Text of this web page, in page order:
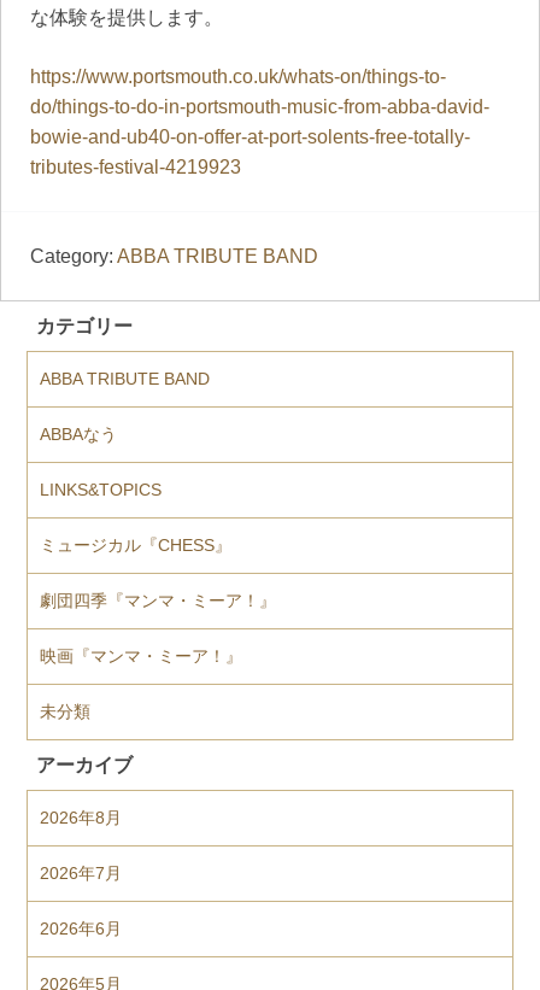
な体験を提供します。
https://www.portsmouth.co.uk/whats-on/things-to-
do/things-to-do-in-portsmouth-music-from-abba-david-
bowie-and-ub40-on-offer-at-port-solents-free-totally-
tributes-festival-4219923
Category: ABBA TRIBUTE BAND
カテゴリー
ABBA TRIBUTE BAND
ABBAなう
LINKS&TOPICS
ミュージカル『CHESS』
劇団四季『マンマ・ミーア！』
映画『マンマ・ミーア！』
未分類
アーカイブ
2026年8月
2026年7月
2026年6月
2026年5月